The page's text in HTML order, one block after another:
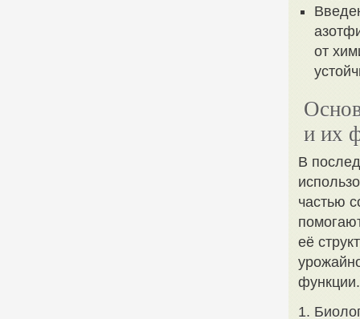
от
и их
В
частью
её
функции.
1.